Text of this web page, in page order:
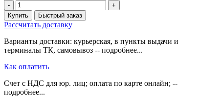
-
+
Купить
Быстрый заказ
Рассчитать доставку
Варианты доставки: курьерская, в пункты выдачи и
терминалы ТК, самовывоз -- подробнее...
Как оплатить
Счет с НДС для юр. лиц; оплата по карте онлайн; --
подробнее...